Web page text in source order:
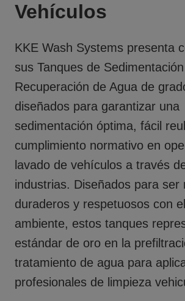
Vehículos
KKE Wash Systems presenta
sus Tanques de
Recuperación de Agua de
diseñados para garantizar una
sedimentación óptima, fácil
cumplimiento normativo en
lavado de vehículos a través
industrias. Diseñados para ser
duraderos y respetuosos con
ambiente, estos tanques
estándar de oro en la
tratamiento de agua para
profesionales de limpieza